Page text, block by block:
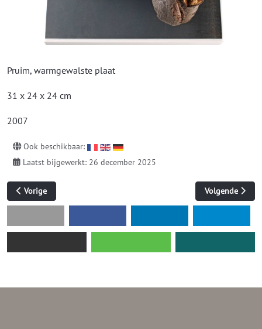
Pruim, warmgewalste plaat
31 x 24 x 24 cm
2007
Ook beschikbaar:
Laatst bijgewerkt: 26 december 2025
Vorig artikel: Fouten
Vorige Volgende
Volgende